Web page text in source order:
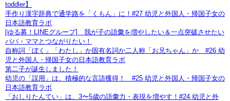
toddler】
手作り漢字辞典で通学路を「くもん」に！#27 幼児と外国人・帰国子女の
日本語教育ラボ
[ゆる募！LINEグループ] 我が子の語彙を増やしたい＆一点突破させたい
パパ・ママとつながりたい！
自称詞「ぼく」「わたし」か固有名詞か二人称「お兄ちゃん」か #26 幼
児と外国人・帰国子女の日本語教育ラボ
第二子が誕生しました！
幼児の「誤用」は、積極的な言語獲得！ #25 幼児と外国人・帰国子女の
日本語教育ラボ
「おしりたんてい」は、3〜5歳の語彙力・表現を増やす！#24 幼児と外